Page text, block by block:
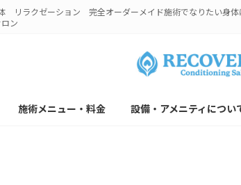
リラクゼーション 完全オーダーメイド施術でなりたい
ン
施術メニュー・料金 設備・アメニティについ